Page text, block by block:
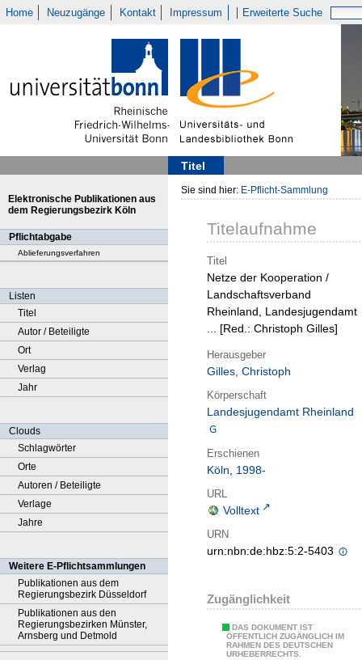
Home Neuzugänge Kontakt Impressum Erweiterte Suche
Titel
Elektronische Publikationen aus
dem Regierungsbezirk Köln
Pflichtabgabe
Ablieferungsverfahren
Listen
Titel
Autor / Beteiligte
Ort
Verlag
Jahr
Clouds
Schlagwörter
Orte
Autoren / Beteiligte
Verlage
Jahre
Weitere E-Pflichtsammlungen
Publikationen aus dem
Regierungsbezirk Düsseldorf
Publikationen aus den
Regierungsbezirken Münster,
Arnsberg und Detmold
Sie sind hier: E-Pflicht-Sammlung
Titelaufnahme
Titel
Netze der Kooperation /
Landschaftsverband
Rheinland, Landesjugendamt
... [Red.: Christoph Gilles]
Herausgeber
Gilles, Christoph
Körperschaft
Landesjugendamt Rheinland
Erschienen
Köln, 1998-
URL
Volltext
URN
urn:nbn:de:hbz:5:2-5403
Zugänglichkeit
DAS DOKUMENT IST
ÖFFENTLICH ZUGÄNGLICH IM
RAHMEN DES DEUTSCHEN
URHEBERRECHTS.